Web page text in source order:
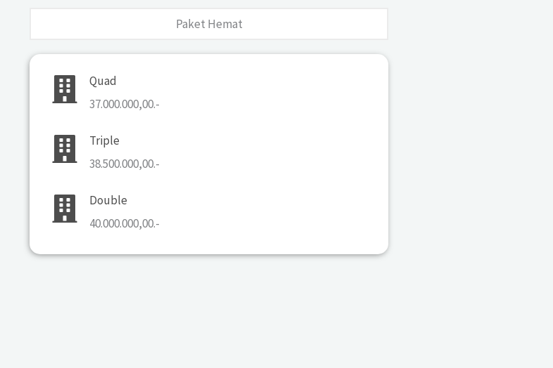
Paket Hemat
Quad
37.000.000,00.-
Triple
38.500.000,00.-
Double
40.000.000,00.-